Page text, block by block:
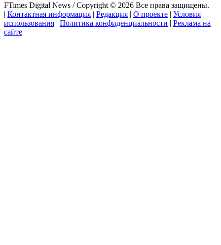
FTimes Digital News / Copyright © 2026 Все права защищены.
| Контактная информация | Редакция | О проекте | Условия
использования | Политика конфиденциальности | Реклама на
сайте